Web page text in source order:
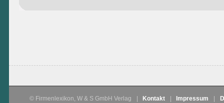
© Firmenlexikon, W & S GmbH Verlag Kontakt Impressum